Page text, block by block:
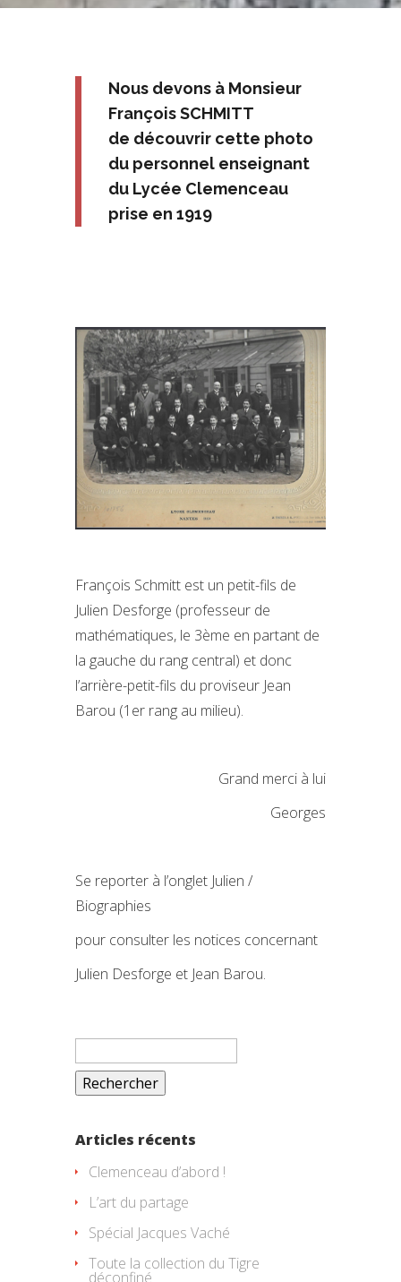
Nous devons à Monsieur
François SCHMITT
de découvrir cette photo
du personnel enseignant
du Lycée Clemenceau
prise en 1919
François Schmitt est un petit-fils de
Julien Desforge (professeur de
mathématiques, le 3ème en partant de
la gauche du rang central) et donc
l’arrière-petit-fils du proviseur Jean
Barou (1er rang au milieu).
Grand merci à lui
Georges
Se reporter à l’onglet Julien /
Biographies
pour consulter les notices concernant
Julien Desforge et Jean Barou.
Rechercher :
Articles récents
Clemenceau d’abord !
L’art du partage
Spécial Jacques Vaché
Toute la collection du Tigre
déconfiné